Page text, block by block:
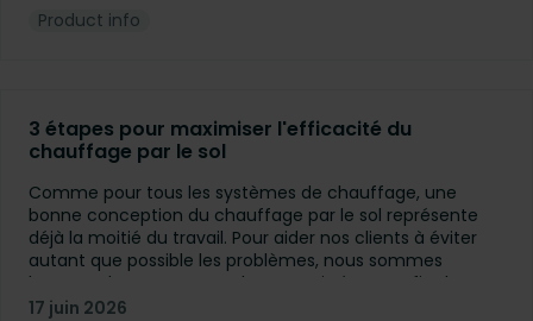
fréquemment posées par nos clients.
Product info
3 étapes pour maximiser l'efficacité du
chauffage par le sol
Comme pour tous les systèmes de chauffage, une
bonne conception du chauffage par le sol représente
déjà la moitié du travail. Pour aider nos clients à éviter
autant que possible les problèmes, nous sommes
heureux de partager un plan en trois étapes afin de
maximiser l’efficacité du chauffage par le sol.
17 juin 2026